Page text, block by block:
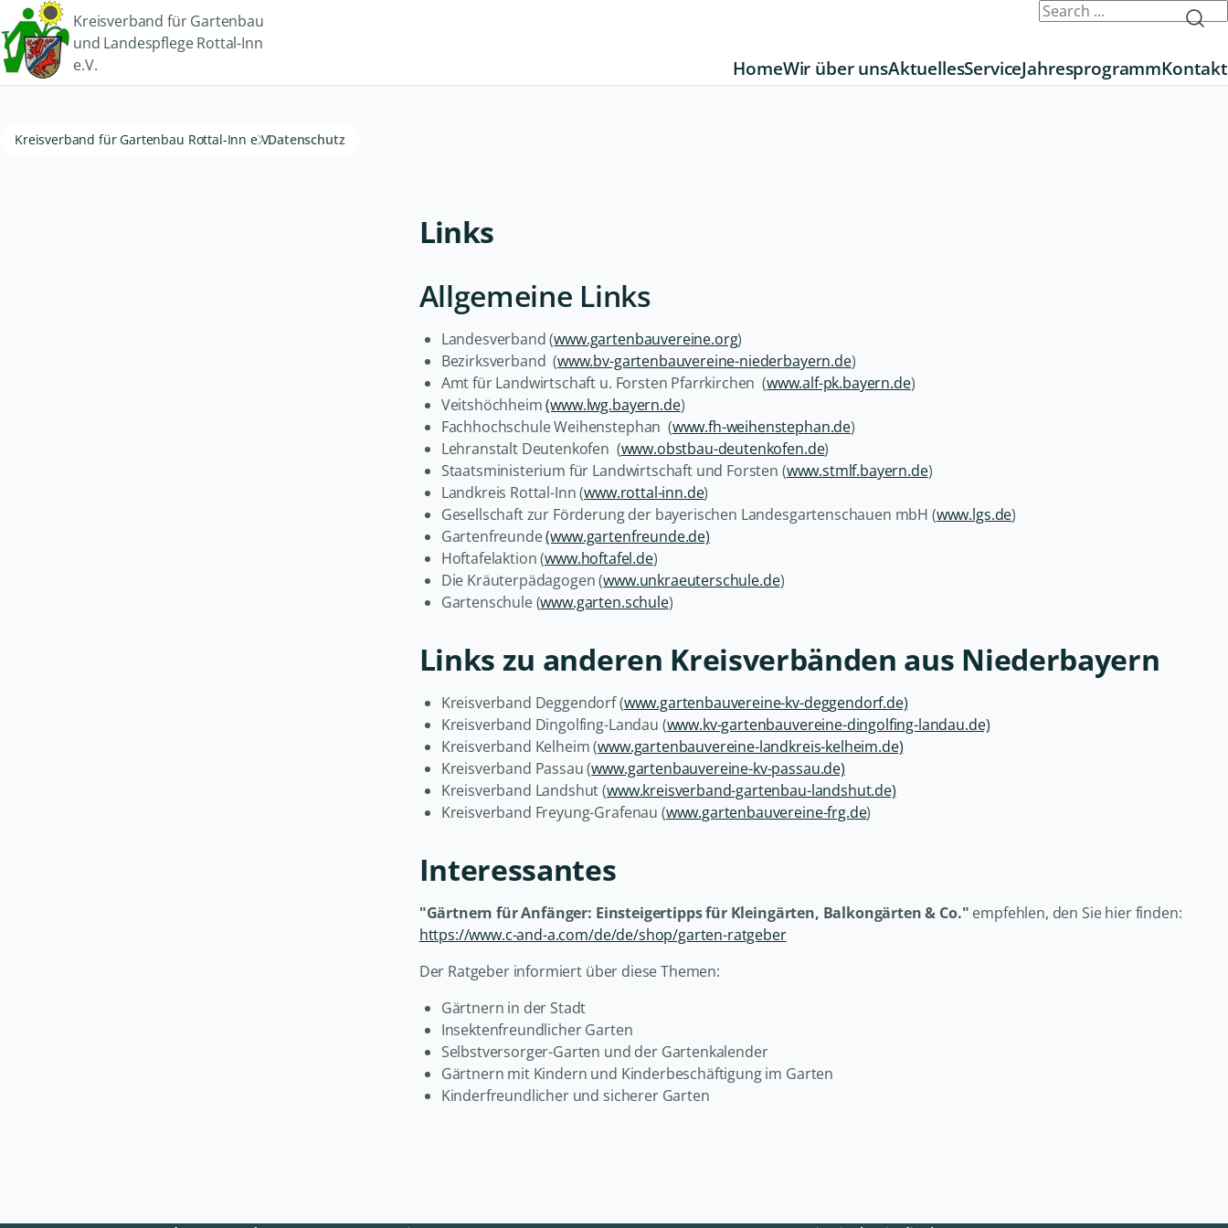
Kreisverband für Gartenbau
und Landespflege Rottal-Inn
e.V.
HomeWir über unsAktuellesServiceJahresprogrammKontakt
Kreisverband für Gartenbau Rottal-Inn e.V.Datenschutz
Links
Allgemeine Links
Landesverband (www.gartenbauvereine.org)
Bezirksverband (www.bv-gartenbauvereine-niederbayern.de)
Amt für Landwirtschaft u. Forsten Pfarrkirchen (www.alf-pk.bayern.de)
Veitshöchheim(www.lwg.bayern.de)
Fachhochschule Weihenstephan (www.fh-weihenstephan.de)
Lehranstalt Deutenkofen (www.obstbau-deutenkofen.de)
Staatsministerium für Landwirtschaft und Forsten (www.stmlf.bayern.de)
Landkreis Rottal-Inn (www.rottal-inn.de)
Gesellschaft zur Förderung der bayerischen Landesgartenschauen mbH (www.lgs.de)
Gartenfreunde(www.gartenfreunde.de)
Hoftafelaktion (www.hoftafel.de)
Die Kräuterpädagogen (www.unkraeuterschule.de)
Gartenschule (www.garten.schule)
Links zu anderen Kreisverbänden aus Niederbayern
Kreisverband Deggendorf (www.gartenbauvereine-kv-deggendorf.de)
Kreisverband Dingolfing-Landau (www.kv-gartenbauvereine-dingolfing-landau.de)
Kreisverband Kelheim (www.gartenbauvereine-landkreis-kelheim.de)
Kreisverband Passau (www.gartenbauvereine-kv-passau.de)
Kreisverband Landshut (www.kreisverband-gartenbau-landshut.de)
Kreisverband Freyung-Grafenau (www.gartenbauvereine-frg.de)
Interessantes
"Gärtnern für Anfänger: Einsteigertipps für Kleingärten, Balkongärten & Co." empfehlen, den Sie hier finden:
https://www.c-and-a.com/de/de/shop/garten-ratgeber
Der Ratgeber informiert über diese Themen:
Gärtnern in der Stadt
Insektenfreundlicher Garten
Selbstversorger-Garten und der Gartenkalender
Gärtnern mit Kindern und Kinderbeschäftigung im Garten
Kinderfreundlicher und sicherer Garten